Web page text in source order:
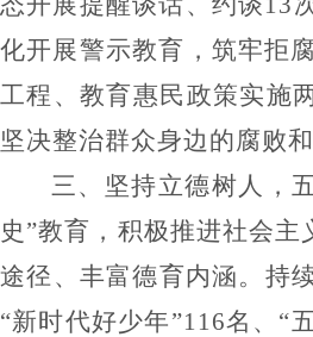
化开展警示教育，筑牢拒
工程、教育惠民政策实施
坚决整治群众身边的腐败
三、 坚持立德树人，
史 ”教育，积极推进社会主
途径、丰富德育内涵。持
“新时代好少年”116名、 “